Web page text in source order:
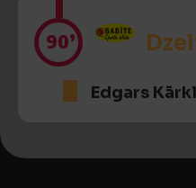
90’
Edgars